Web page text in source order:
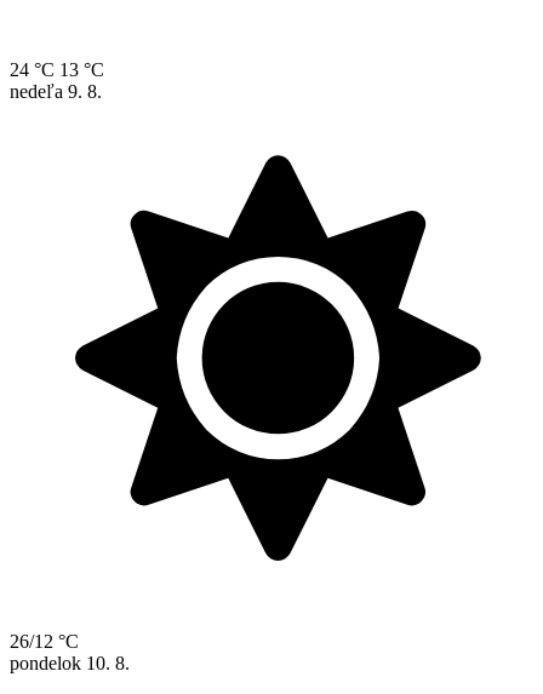
24 °C 13 °C
nedeľa 9. 8.
26/12 °C
pondelok 10. 8.